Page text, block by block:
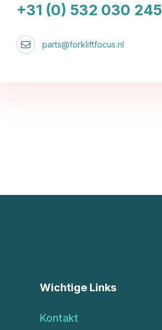
+31 (0) 532 030 245
parts@forkliftfocus.nl
Wichtige Links
Kontakt